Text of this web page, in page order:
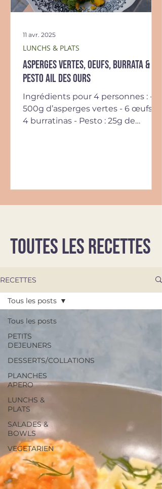
Asperges vertes, oeufs, burrata &
pesto ail des ours
Ingrédients pour 4 personnes : -
500g d’asperges vertes - 6 œufs -
4 burratinas - Pesto : 25g de
LUNCHS & PLATS
11 avr. 2025
TOUTES LES RECETTES
RECETTES
Tous les posts
PETITS
DEJEUNERS
DESSERTS/COLLATIONS
PLANCHES
APERO
LUNCHS &
PLATS
SALADES &
BOWLS
VEGETARIEN
Tous les posts